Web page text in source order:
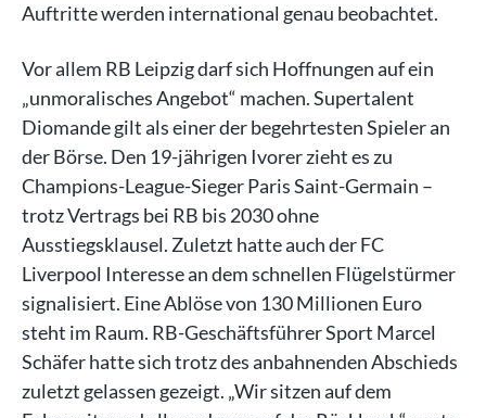
Auftritte werden international genau beobachtet.
Vor allem RB Leipzig darf sich Hoffnungen auf ein
„unmoralisches Angebot“ machen. Supertalent
Diomande gilt als einer der begehrtesten Spieler an
der Börse. Den 19-jährigen Ivorer zieht es zu
Champions-League-Sieger Paris Saint-Germain –
trotz Vertrags bei RB bis 2030 ohne
Ausstiegsklausel. Zuletzt hatte auch der FC
Liverpool Interesse an dem schnellen Flügelstürmer
signalisiert. Eine Ablöse von 130 Millionen Euro
steht im Raum. RB-Geschäftsführer Sport Marcel
Schäfer hatte sich trotz des anbahnenden Abschieds
zuletzt gelassen gezeigt. „Wir sitzen auf dem